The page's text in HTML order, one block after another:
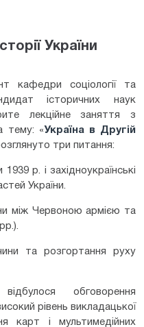
України
кафедри соціології та
історичних наук
лекційне заняття з
тему: «Україна в Другій
три питання:
р. і західноукраїнські
України.
між Червоною армією та
та розгортання руху
обговорення
рівень викладацької
карт і мультимедійних